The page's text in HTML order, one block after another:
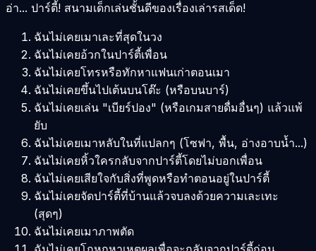
อ่า... ปาร์ตี้! สนามเด็กเล่นชั้นดีของเรื่องเล่ารสเด็ด!
ฉันไม่เคยเมาเละที่สุดในวง
ฉันไม่เคยอ้วกในปาร์ตี้เพื่อน
ฉันไม่เคยโทรหรือทักหาแฟนเก่าตอนเมา
ฉันไม่เคยขึ้นไปเต้นบนโต๊ะ (หรือบนบาร์)
ฉันไม่เคยเล่น "เบียร์ปอง" (หรือเกมสายดื่มอื่นๆ) แล้วแพ้
ยับ
ฉันไม่เคยเมาหลับในที่แปลกๆ (โซฟา, พื้น, อ่างอาบน้ำ...)
ฉันไม่เคยหิ้วใครกลับจากปาร์ตี้โดยไม่บอกเพื่อน
ฉันไม่เคยเสียใจกับสิ่งที่พูดหรือทำตอนอยู่ในปาร์ตี้
ฉันไม่เคยจัดปาร์ตี้ที่บ้านแล้วจบลงด้วยความเละเทะ
(สุดๆ)
ฉันไม่เคยเมาภาพตัด